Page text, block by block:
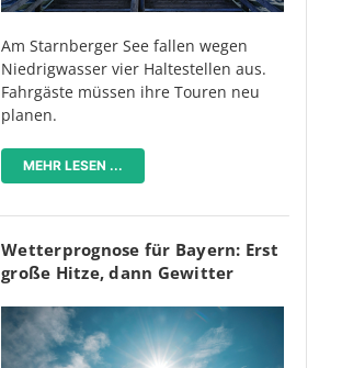
Am Starnberger See fallen wegen
Niedrigwasser vier Haltestellen aus.
Fahrgäste müssen ihre Touren neu
planen.
MEHR LESEN ...
Wetterprognose für Bayern: Erst
große Hitze, dann Gewitter